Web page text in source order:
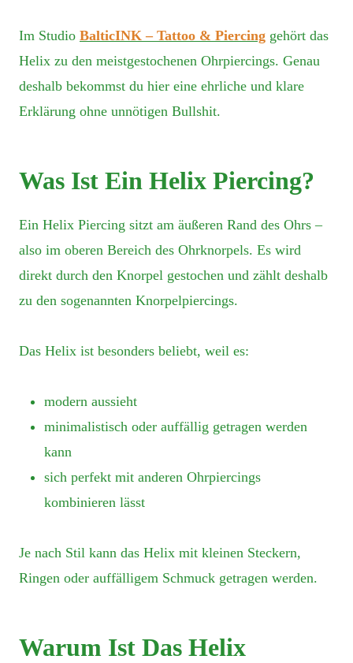
Im Studio BalticINK – Tattoo & Piercing gehört das
Helix zu den meistgestochenen Ohrpiercings. Genau
deshalb bekommst du hier eine ehrliche und klare
Erklärung ohne unnötigen Bullshit.
Was Ist Ein Helix Piercing?
Ein Helix Piercing sitzt am äußeren Rand des Ohrs –
also im oberen Bereich des Ohrknorpels. Es wird
direkt durch den Knorpel gestochen und zählt deshalb
zu den sogenannten Knorpelpiercings.
Das Helix ist besonders beliebt, weil es:
modern aussieht
minimalistisch oder auffällig getragen werden
kann
sich perfekt mit anderen Ohrpiercings
kombinieren lässt
Je nach Stil kann das Helix mit kleinen Steckern,
Ringen oder auffälligem Schmuck getragen werden.
Warum Ist Das Helix